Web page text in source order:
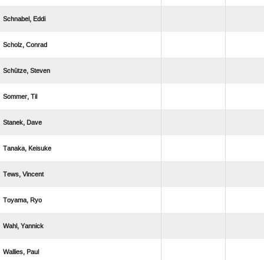
 
 
 
 
 
 
 
 
 
 